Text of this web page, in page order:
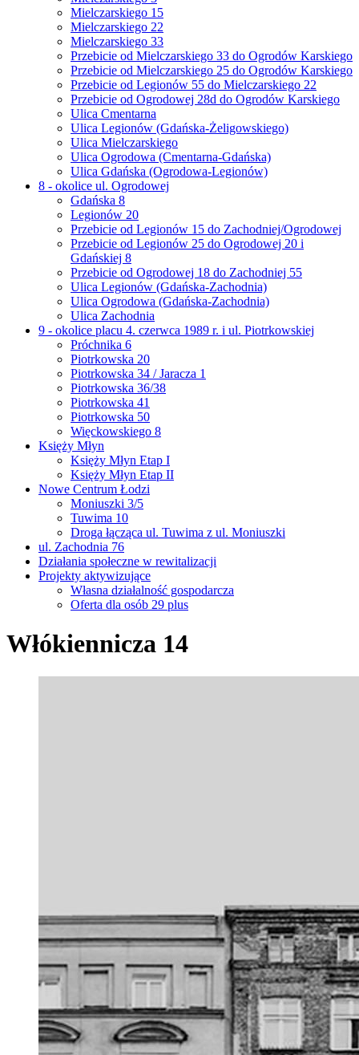
Mielczarskiego 15
Mielczarskiego 22
Mielczarskiego 33
Przebicie od Mielczarskiego 33 do Ogrodów Karskiego
Przebicie od Mielczarskiego 25 do Ogrodów Karskiego
Przebicie od Legionów 55 do Mielczarskiego 22
Przebicie od Ogrodowej 28d do Ogrodów Karskiego
Ulica Cmentarna
Ulica Legionów (Gdańska-Żeligowskiego)
Ulica Mielczarskiego
Ulica Ogrodowa (Cmentarna-Gdańska)
Ulica Gdańska (Ogrodowa-Legionów)
8 - okolice ul. Ogrodowej
Gdańska 8
Legionów 20
Przebicie od Legionów 15 do Zachodniej/Ogrodowej
Przebicie od Legionów 25 do Ogrodowej 20 i
Gdańskiej 8
Przebicie od Ogrodowej 18 do Zachodniej 55
Ulica Legionów (Gdańska-Zachodnia)
Ulica Ogrodowa (Gdańska-Zachodnia)
Ulica Zachodnia
9 - okolice placu 4. czerwca 1989 r. i ul. Piotrkowskiej
Próchnika 6
Piotrkowska 20
Piotrkowska 34 / Jaracza 1
Piotrkowska 36/38
Piotrkowska 41
Piotrkowska 50
Więckowskiego 8
Księży Młyn
Księży Młyn Etap I
Księży Młyn Etap II
Nowe Centrum Łodzi
Moniuszki 3/5
Tuwima 10
Droga łącząca ul. Tuwima z ul. Moniuszki
ul. Zachodnia 76
Działania społeczne w rewitalizacji
Projekty aktywizujące
Własna działalność gospodarcza
Oferta dla osób 29 plus
Włókiennicza 14